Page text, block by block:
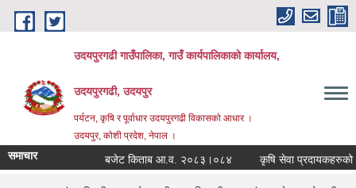
Skip to main content
उदयपुरगढी गाउँपालिका, गाउँ कार्यपालिकाको कार्यालय,
उदयपुरगढी, उदयपुर
पर्यटन, कृषि र पूर्वाधार उदयपुरगढी विकासकाे आधार ।
उदयपुर, काेशी प्रदेश, नेपाल ।
समाचार बजेट किताब आ.व. २०८३।०८४ कृषि सेवा प्रदायकहरुको